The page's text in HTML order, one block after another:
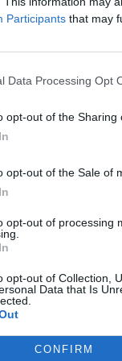
Participants that may
Data Processing Opt
opt-out of the Sharing
opt-out of the Sale of
opt-out of processing
opt-out of Collection,
Data that Is
CONFIRM
de cámara
de
de
con obras de